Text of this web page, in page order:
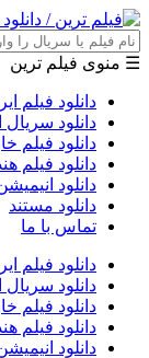
☰ منوی فیلم ترین
دانلود فیلم
دانلود سریال
دانلود فیلم
دانلود فیلم
دانلود
دانلود مستند
تماس با ما
دانلود فیلم
دانلود سریال
دانلود فیلم
دانلود فیلم
دانلود